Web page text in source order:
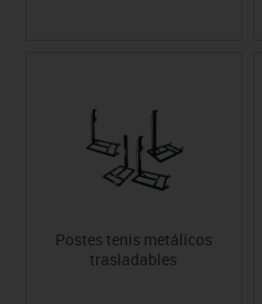
Postes tenis metálicos
trasladables